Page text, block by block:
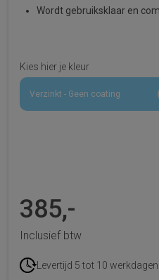
Wordt gebruiksklaar en
Kies hier je kleur
Verzinkt - Geen coating
385,-
Inclusief btw
Levertijd 5 tot 10 werkdagen